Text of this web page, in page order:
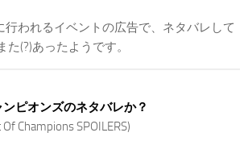
行われるイベントの広告で、ネタバレして
(?)あったようです。
ピオンズのネタバレか？
Champions SPOILERS)